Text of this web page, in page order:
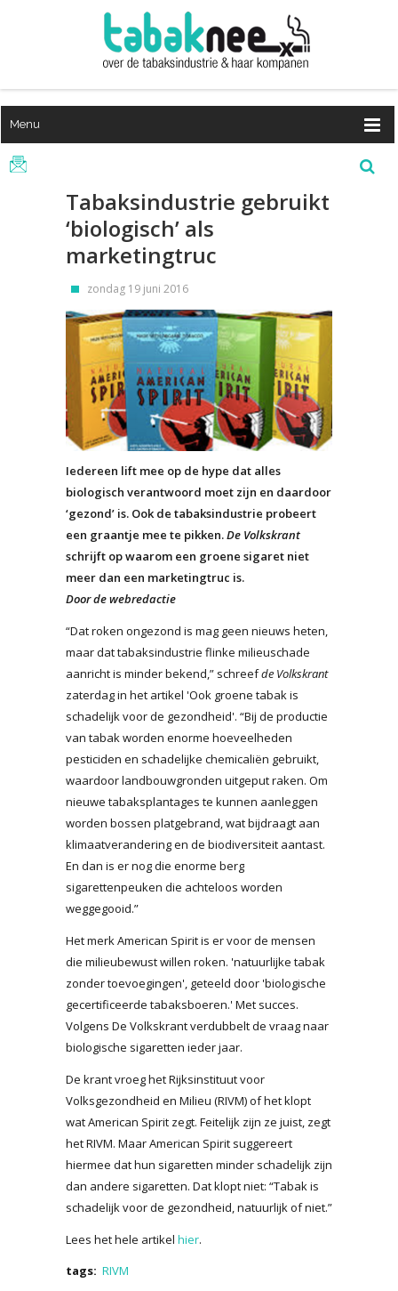
Menu
Tabaksindustrie gebruikt
‘biologisch’ als
marketingtruc
zondag 19 juni 2016
Iedereen lift mee op de hype dat alles
biologisch verantwoord moet zijn en daardoor
‘gezond’ is. Ook de tabaksindustrie probeert
een graantje mee te pikken.De Volkskrant
schrijft op waarom een groene sigaret niet
meer dan een marketingtruc is.
Door de webredactie
“Dat roken ongezond is mag geen nieuws heten,
maar dat tabaksindustrie flinke milieuschade
aanricht is minder bekend,” schreefde Volkskrant
zaterdag in het artikel 'Ook groene tabak is
schadelijk voor de gezondheid'. “Bij de productie
van tabak worden enorme hoeveelheden
pesticiden en schadelijke chemicaliën gebruikt,
waardoor landbouwgronden uitgeput raken. Om
nieuwe tabaksplantages te kunnen aanleggen
worden bossen platgebrand, wat bijdraagt aan
klimaatverandering en de biodiversiteit aantast.
En dan is er nog die enorme berg
sigarettenpeuken die achteloos worden
weggegooid.”
Het merk American Spirit is er voor de mensen
die milieubewust willen roken. 'natuurlijke tabak
zonder toevoegingen', geteeld door 'biologische
gecertificeerde tabaksboeren.' Met succes.
Volgens De Volkskrant verdubbelt de vraag naar
biologische sigaretten ieder jaar.
De krant vroeg het Rijksinstituut voor
Volksgezondheid en Milieu (RIVM) of het klopt
wat American Spirit zegt. Feitelijk zijn ze juist, zegt
het RIVM. Maar American Spirit suggereert
hiermee dat hun sigaretten minder schadelijk zijn
dan andere sigaretten. Dat klopt niet: “Tabak is
schadelijk voor de gezondheid, natuurlijk of niet.”
Lees het hele artikel hier.
tags: RIVM